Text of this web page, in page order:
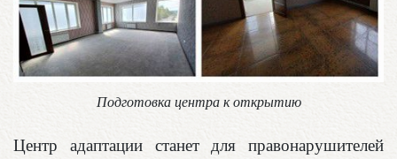
Подготовка центра к открытию
Центр адаптации станет для правонарушителей